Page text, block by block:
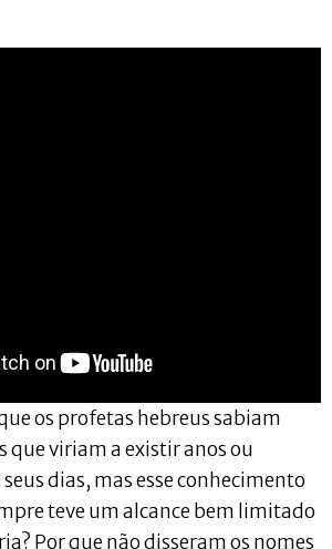
os profetas hebreus sabiam
que viriam a existir anos ou
dias, mas esse conhecimento
teve um alcance bem limitado
Por que não disseram os nomes